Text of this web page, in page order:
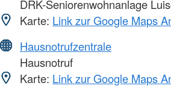
DRK-Seniorenwohnanlage
Karte: Link zur Google Maps
Hausnotrufzentrale
Hausnotruf
Karte: Link zur Google Maps